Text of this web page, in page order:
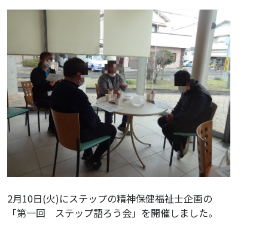
2月10日(火)にステップの精神保健福祉士企画の
「第一回 ステップ語ろう会」を開催しました。